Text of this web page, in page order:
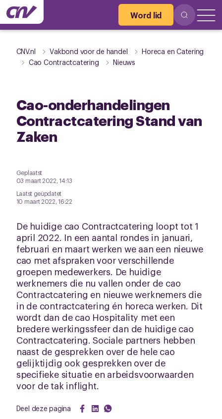
Word lid
CNV.nl Vakbond voor de handel
Horeca en Catering
Cao Contractcatering
Nieuws
Cao-onderhandelingen
Contractcatering Stand van
Zaken
Geplaatst
03 maart 2022, 14:13
Laatst geüpdatet
10 maart 2022, 16:22
De huidige cao Contractcatering loopt tot 1
april 2022. In een aantal rondes in januari,
februari en maart werken we aan een nieuwe
cao met afspraken voor verschillende
groepen medewerkers. De huidige
werknemers die nu vallen onder de cao
Contractcatering en nieuwe werknemers die
in de contractcatering én horeca werken. Dit
wordt dan de cao Hospitality met een
bredere werkingssfeer dan de huidige cao
Contractcatering. Sociale partners hebben
naast de gesprekken over de hele cao
gelijktijdig ook gesprekken over de
specifieke situatie en arbeidsvoorwaarden
voor de tak inflight.
Deel deze pagina